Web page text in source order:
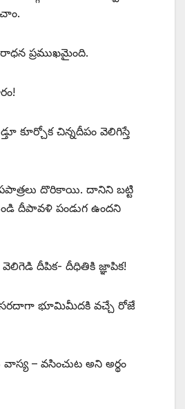
ప్రముఖమైంది.
కూర్చోక చిన్నదీపం వెలిగిస్తే
దొరికాయి. దానిని బట్టి
దీపావళి పండుగ ఉందని
దీపిక- దీధితికి జ్ఞాపిక!
సరదాగా భూమిమీదకి వచ్చే రోజే
– వసించుట అని అర్థం